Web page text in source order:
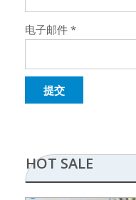
电子邮件 *
HOT SALE